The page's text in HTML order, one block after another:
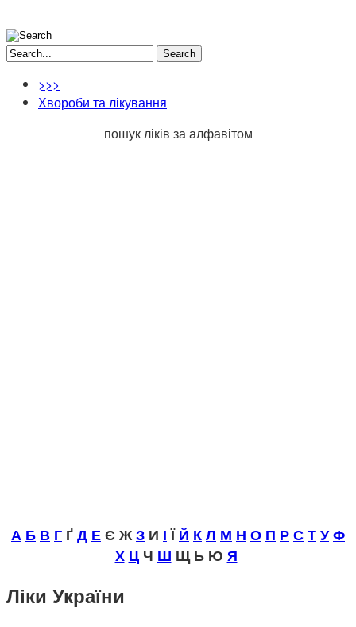
Search
>>>
Хвороби та лікування
пошук ліків за алфавітом
А Б В Г ҐД ЕЄ ЖЗ И ІЇЙ КЛ М Н О П РСТУФ
Х ЦЧ Ш Щ Ь Ю Я
Ліки України